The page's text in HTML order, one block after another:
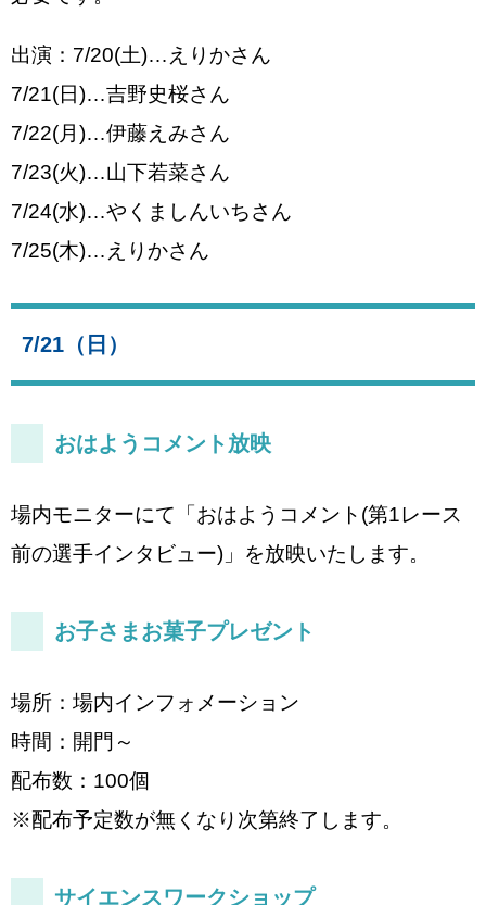
出演：7/20(土)…えりかさん
7/21(日)…吉野史桜さん
7/22(月)…伊藤えみさん
7/23(火)…山下若菜さん
7/24(水)…やくましんいちさん
7/25(木)…えりかさん
7/21（日）
おはようコメント放映
場内モニターにて「おはようコメント(第1レース
前の選手インタビュー)」を放映いたします。
お子さまお菓子プレゼント
場所：場内インフォメーション
時間：開門～
配布数：100個
※配布予定数が無くなり次第終了します。
サイエンスワークショップ